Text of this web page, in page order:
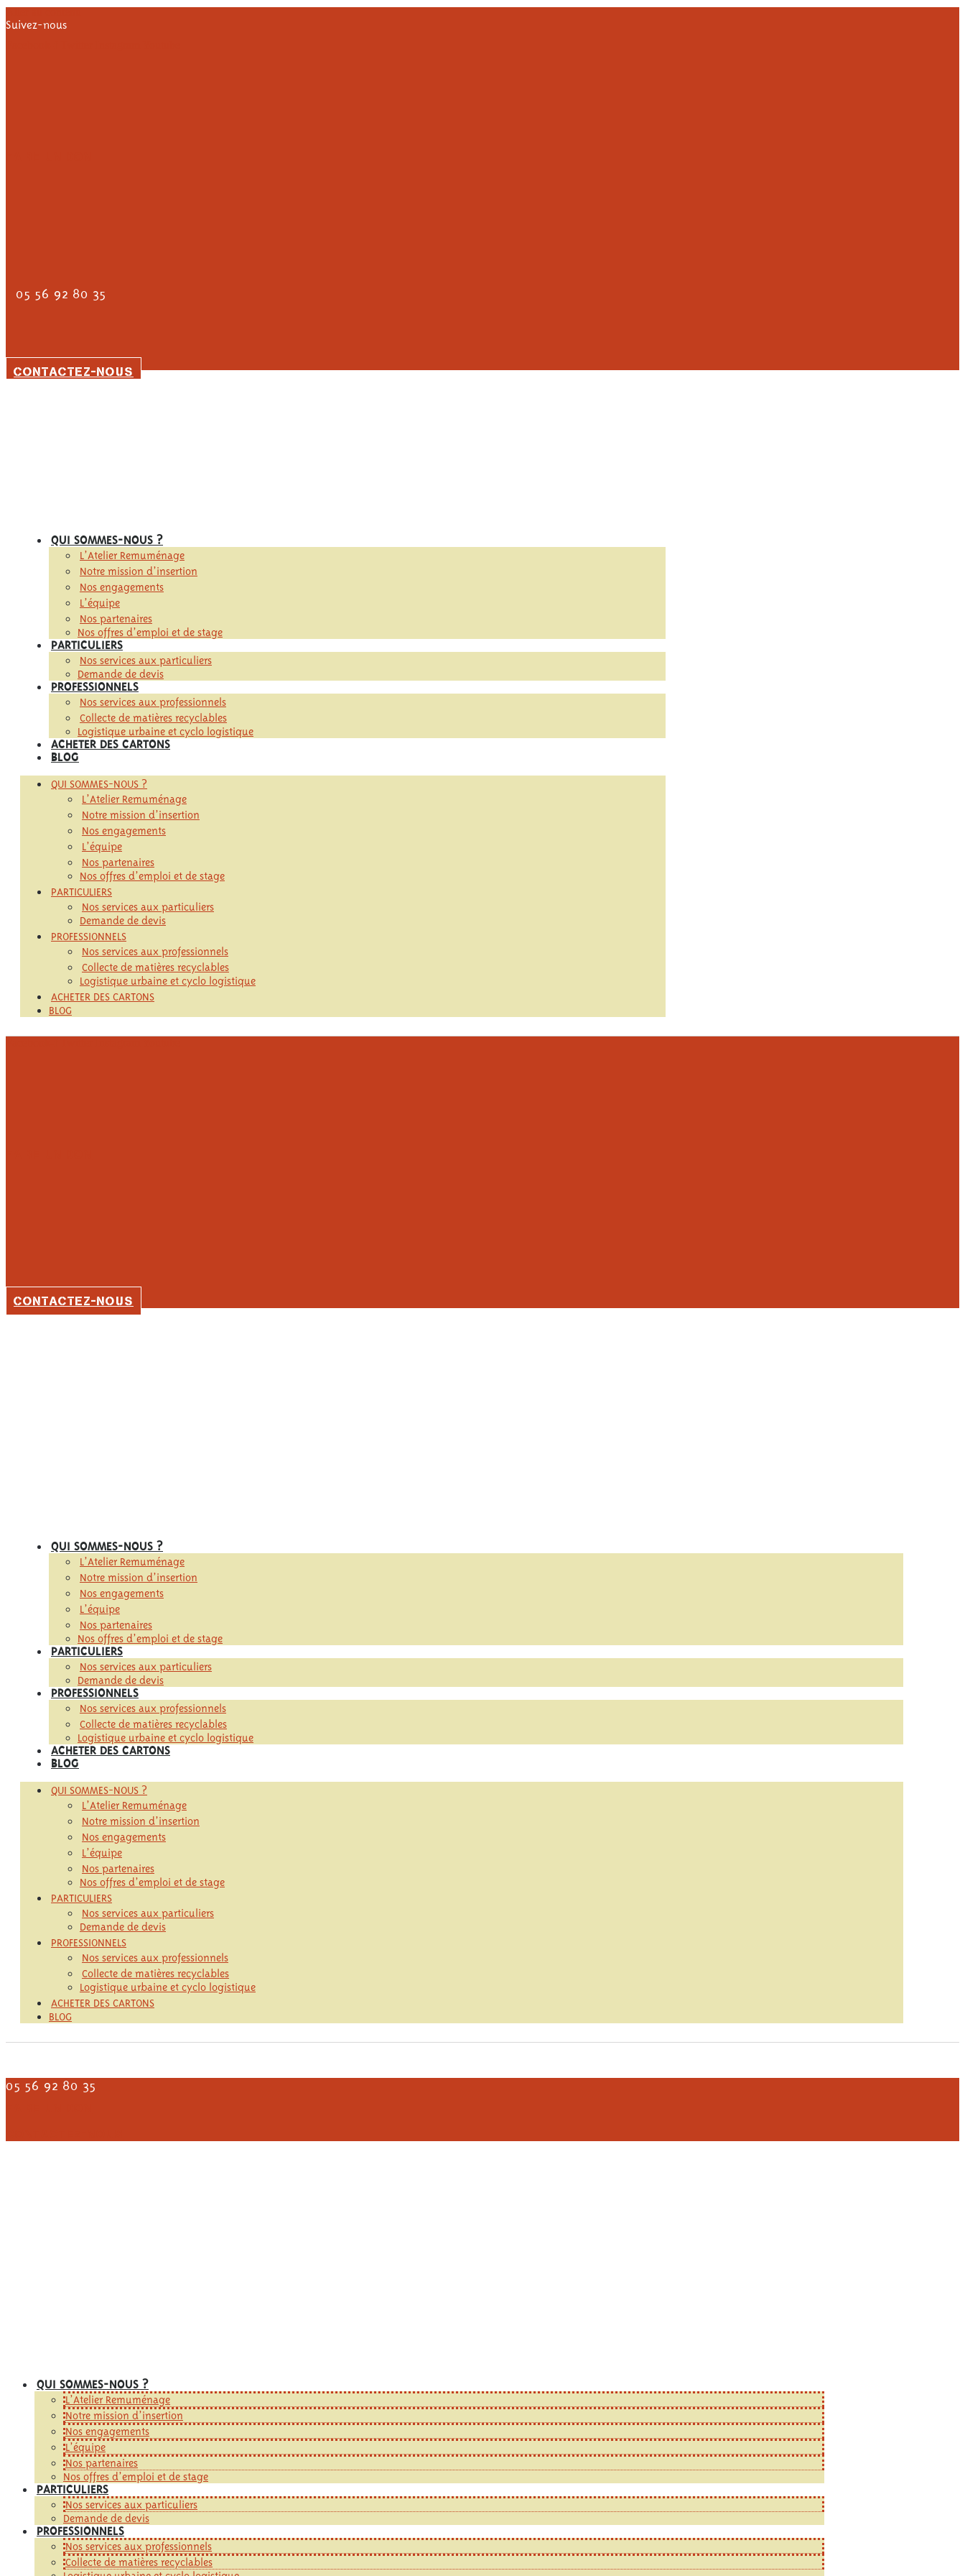
Suivez-nous
05 56 92 80 35
CONTACTEZ-NOUS
QUI SOMMES-NOUS ?
L’Atelier Remuménage
Notre mission d’insertion
Nos engagements
L’équipe
Nos partenaires
Nos offres d’emploi et de stage
PARTICULIERS
Nos services aux particuliers
Demande de devis
PROFESSIONNELS
Nos services aux professionnels
Collecte de matières recyclables
Logistique urbaine et cyclo logistique
ACHETER DES CARTONS
BLOG
QUI SOMMES-NOUS ?
L’Atelier Remuménage
Notre mission d’insertion
Nos engagements
L’équipe
Nos partenaires
Nos offres d’emploi et de stage
PARTICULIERS
Nos services aux particuliers
Demande de devis
PROFESSIONNELS
Nos services aux professionnels
Collecte de matières recyclables
Logistique urbaine et cyclo logistique
ACHETER DES CARTONS
BLOG
05 56 92 80 35
CONTACTEZ-NOUS
QUI SOMMES-NOUS ?
L’Atelier Remuménage
Notre mission d’insertion
Nos engagements
L’équipe
Nos partenaires
Nos offres d’emploi et de stage
PARTICULIERS
Nos services aux particuliers
Demande de devis
PROFESSIONNELS
Nos services aux professionnels
Collecte de matières recyclables
Logistique urbaine et cyclo logistique
ACHETER DES CARTONS
BLOG
QUI SOMMES-NOUS ?
L’Atelier Remuménage
Notre mission d’insertion
Nos engagements
L’équipe
Nos partenaires
Nos offres d’emploi et de stage
PARTICULIERS
Nos services aux particuliers
Demande de devis
PROFESSIONNELS
Nos services aux professionnels
Collecte de matières recyclables
Logistique urbaine et cyclo logistique
ACHETER DES CARTONS
BLOG
05 56 92 80 35
QUI SOMMES-NOUS ?
L’Atelier Remuménage
Notre mission d’insertion
Nos engagements
L’équipe
Nos partenaires
Nos offres d’emploi et de stage
PARTICULIERS
Nos services aux particuliers
Demande de devis
PROFESSIONNELS
Nos services aux professionnels
Collecte de matières recyclables
Logistique urbaine et cyclo logistique